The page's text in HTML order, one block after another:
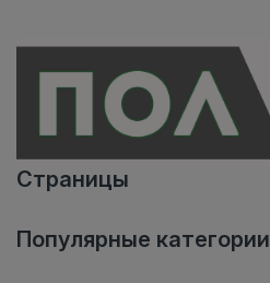
Страницы
Популярные категории